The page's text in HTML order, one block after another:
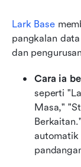
Lark Base
pangkalan
dan
Cara ia
seperti
Masa,"
automatik